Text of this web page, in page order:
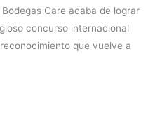
Care acaba de lograr
concurso internacional
que vuelve a